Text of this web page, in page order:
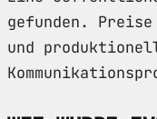
gefunden.
und